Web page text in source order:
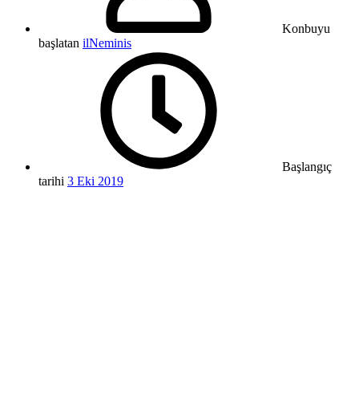
Konbuyu
başlatan ilNeminis
Başlangıç
tarihi 3 Eki 2019